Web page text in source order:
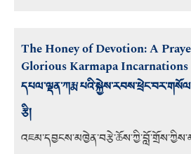
The Honey of Devotion: A
Glorious Karmapa Incarnations
རྩི།